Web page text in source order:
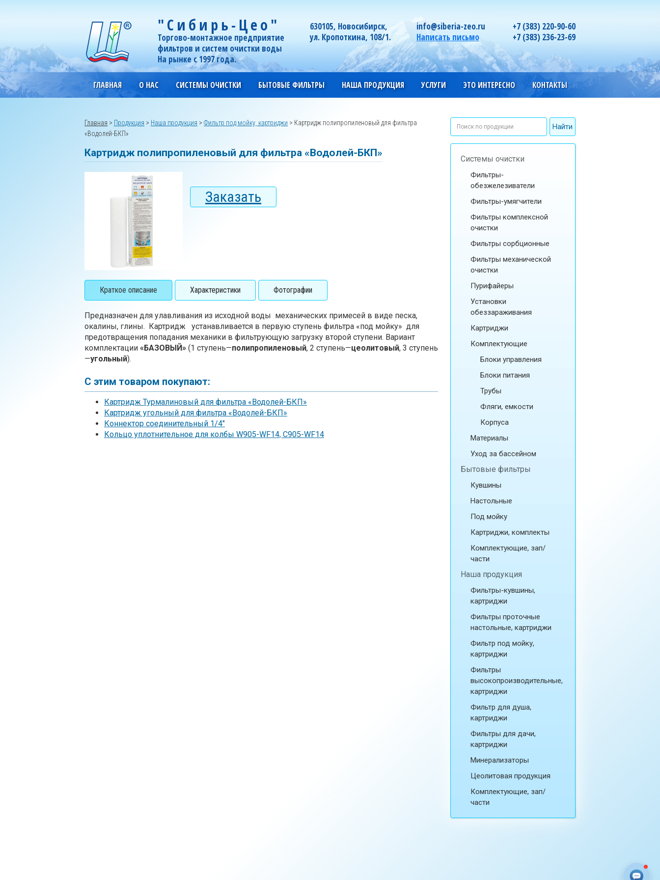
"Сибирь-Цео"
Торгово-монтажное предприятие
фильтров и систем очистки воды
На рынке с 1997 года.
630105, Новосибирск,
ул. Кропоткина, 108/1.
info@siberia-zeo.ru
Написать письмо
+7 (383) 220-90-60
+7 (383) 236-23-69
ГЛАВНАЯ О НАС СИСТЕМЫ ОЧИСТКИ БЫТОВЫЕ ФИЛЬТРЫ НАША ПРОДУКЦИЯ УСЛУГИ ЭТО ИНТЕРЕСНО КОНТАКТЫ
Главная > Продукция > Наша продукция > Фильтр под мойку, картриджи > Картридж полипропиленовый для фильтра
«Водолей-БКП»
Картридж полипропиленовый для фильтра «Водолей-БКП»
Заказать
Краткое описание Характеристики Фотографии
Предназначен для улавливания из исходной воды механических примесей в виде песка,
окалины, глины. Картридж устанавливается в первую ступень фильтра «под мойку» для
предотвращения попадания механики в фильтрующую загрузку второй ступени. Вариант
комплектации «БАЗОВЫЙ» (1 ступень—полипропиленовый, 2 ступень—цеолитовый, 3 ступень
—угольный).
С этим товаром покупают:
Картридж Турмалиновый для фильтра «Водолей-БКП»
Картридж угольный для фильтра «Водолей-БКП»
Коннектор соединительный 1/4"
Кольцо уплотнительное для колбы W905-WF14, С905-WF14
Системы очистки
Фильтры-
обезжелезиватели
Фильтры-умягчители
Фильтры комплексной
очистки
Фильтры сорбционные
Фильтры механической
очистки
Пурифайеры
Установки
обеззараживания
Картриджи
Комплектующие
Блоки управления
Блоки питания
Трубы
Фляги, емкости
Корпуса
Материалы
Уход за бассейном
Бытовые фильтры
Кувшины
Настольные
Под мойку
Картриджи, комплекты
Комплектующие, зап/
части
Наша продукция
Фильтры-кувшины,
картриджи
Фильтры проточные
настольные, картриджи
Фильтр под мойку,
картриджи
Фильтры
высокопроизводительные,
картриджи
Фильтр для душа,
картриджи
Фильтры для дачи,
картриджи
Минерализаторы
Цеолитовая продукция
Комплектующие, зап/
части